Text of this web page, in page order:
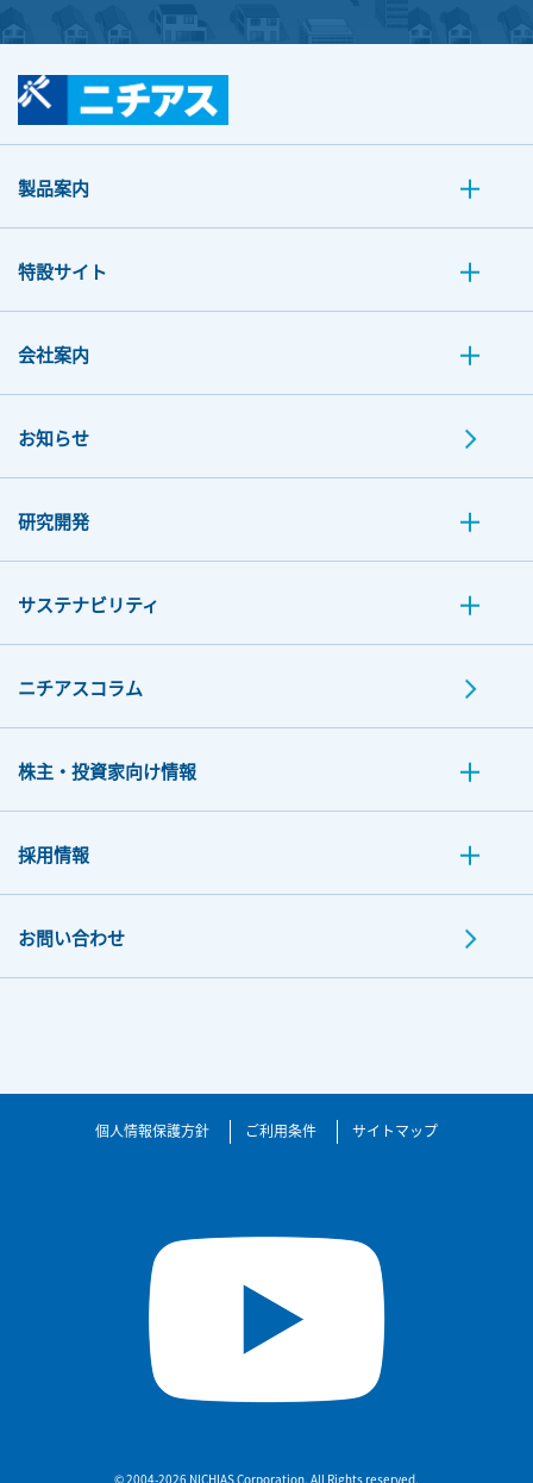
製品案内
特設サイト
会社案内
お知らせ
研究開発
サステナビリティ
ニチアスコラム
株主・投資家向け情報
採用情報
お問い合わせ
個人情報保護方針 ご利用条件 サイトマップ
© 2004-2026 NICHIAS Corporation. All Rights reserved.